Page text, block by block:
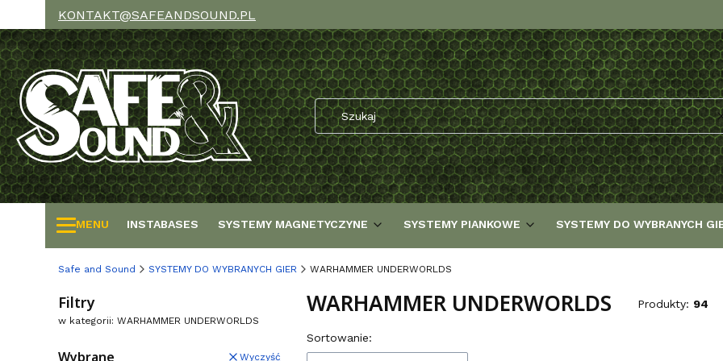
KONTAKT@SAFEANDSOUND.PL
MENU INSTABASES SYSTEMY MAGNETYCZYNE SYSTEMY PIANKOWE SYSTEMY DO WYBRANYCH
Safe and Sound SYSTEMY DO WYBRANYCH GIER WARHAMMER UNDERWORLDS
Filtry
w kategorii: WARHAMMER UNDERWORLDS
Wybrane Wyczyść
WARHAMMER UNDERWORLDS Produkty: 94
Lista produktów
Sortowanie: